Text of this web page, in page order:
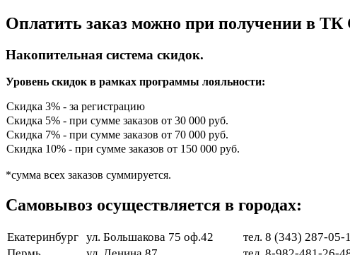
Оплатить заказ можно при получении в
Накопительная система скидок.
Уровень скидок в рамках программы лояльности:
Скидка 3% - за регистрацию
Скидка 5% - при сумме заказов от 30 000 руб.
Скидка 7% - при сумме заказов от 70 000 руб.
Скидка 10% - при сумме заказов от 150 000 руб.
*сумма всех заказов суммируется.
Самовывоз осуществляется в городах:
Екатеринбург ул. Большакова 75 оф.42 тел. 8 (343) 287-05-